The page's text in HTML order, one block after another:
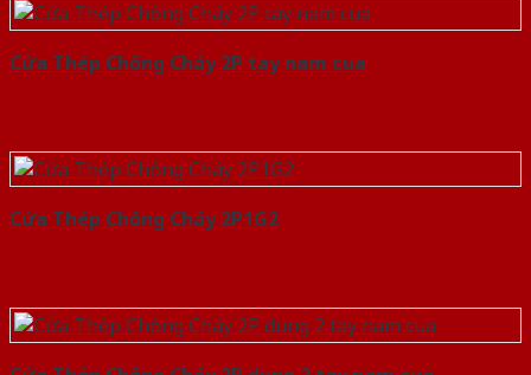
Cửa Thép Chống Cháy 2P tay nam cua
Cửa Thép Chống Cháy 2P1G2